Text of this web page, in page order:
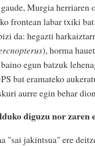
Murgia
frontean labar txiki
da: hegazti
), horma
egun batzuk
bat eramateko
aurre egin behar
diguzu nor zaren
"sai jakintsua" ere